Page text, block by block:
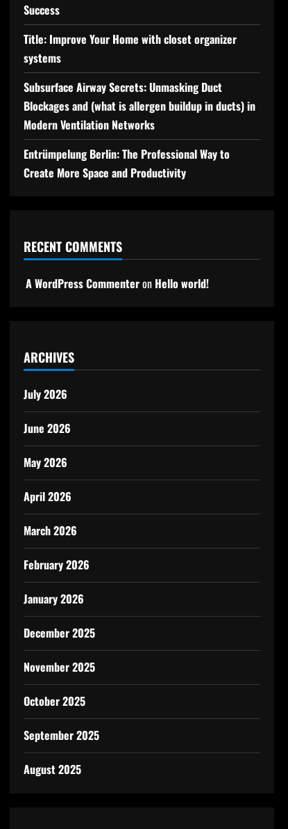
Success
Title: Improve Your Home with closet organizer
systems
Subsurface Airway Secrets: Unmasking Duct
Blockages and (what is allergen buildup in ducts) in
Modern Ventilation Networks
Entrümpelung Berlin: The Professional Way to
Create More Space and Productivity
RECENT COMMENTS
A WordPress Commenteron Hello world!
ARCHIVES
July 2026
June 2026
May 2026
April 2026
March 2026
February 2026
January 2026
December 2025
November 2025
October 2025
September 2025
August 2025